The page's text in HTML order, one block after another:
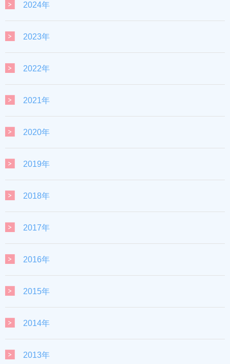
2024年
2023年
2022年
2021年
2020年
2019年
2018年
2017年
2016年
2015年
2014年
2013年